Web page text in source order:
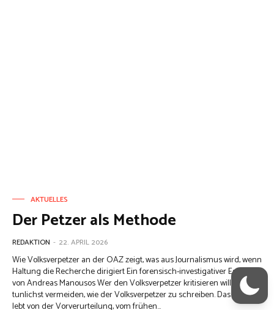
AKTUELLES
Der Petzer als Methode
REDAKTION - 22. APRIL 2026
Wie Volksverpetzer an der OAZ zeigt, was aus Journalismus wird, wenn
Haltung die Recherche dirigiert Ein forensisch-investigativer Essay -
von Andreas Manousos Wer den Volksverpetzer kritisieren will, sollte
tunlichst vermeiden, wie der Volksverpetzer zu schreiben. Das Portal
lebt von der Vorverurteilung, vom frühen...